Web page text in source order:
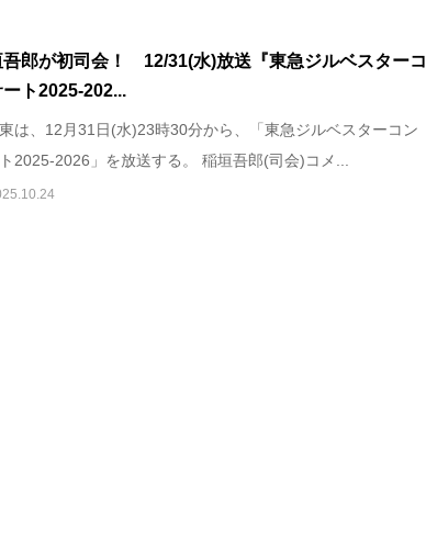
吾郎が初司会！ 12/31(水)放送『東急ジルベスターコ
ート2025-202...
は、12月31日(水)23時30分から、「東急ジルベスターコン
2025-2026」を放送する。 稲垣吾郎(司会)コメ...